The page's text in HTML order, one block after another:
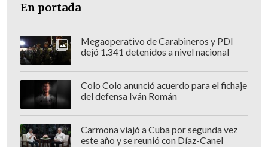
En portada
Megaoperativo de Carabineros y PDI
dejó 1.341 detenidos a nivel nacional
Colo Colo anunció acuerdo para el fichaje
del defensa Iván Román
Carmona viajó a Cuba por segunda vez
este año y se reunió con Díaz-Canel